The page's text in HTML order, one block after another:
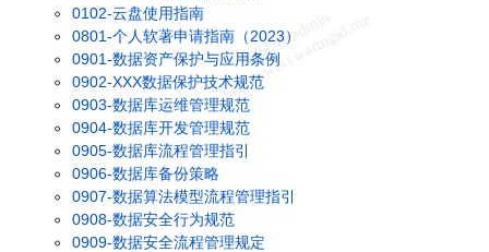
0102-云盘使用指南
0801-个人软著申请指南（2023）
0901-数据资产保护与应用条例
0902-XXX数据保护技术规范
0903-数据库运维管理规范
0904-数据库开发管理规范
0905-数据库流程管理指引
0906-数据库备份策略
0907-数据算法模型流程管理指引
0908-数据安全行为规范
0909-数据安全流程管理规定